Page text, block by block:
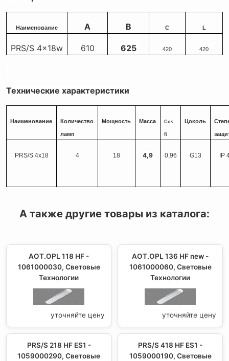
Наименование А В C L
PRS/S 4x18w 610 625 420 420
Технические характеристики
Наименование Количество
ламп
Мощность Масса Сos
fi
Цоколь
PRS/S 4х18 4 18 4,9 0,96 G13 IP
А также другие товары из каталога:
AOT.OPL 118 HF -
1061000030, Световые
Технологии
уточняйте цену
AOT.OPL 136 HF new -
1061000060, Световые
Технологии
уточняйте цену
PRS/S 218 HF ES1 -
1059000290, Световые
PRS/S 418 HF ES1 -
1059000190, Световые